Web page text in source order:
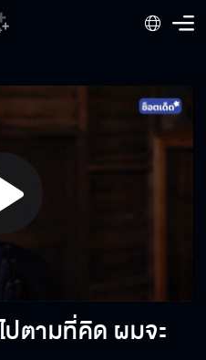
ปตามที่คิด ผมจะ
อแบบที่ฉันต้องการ
มุ่ยก็ไม่เคยเชื่ออีกเลย
!
มุกตีสนิท ที่แท้ก็อยากได้ที่ดิน